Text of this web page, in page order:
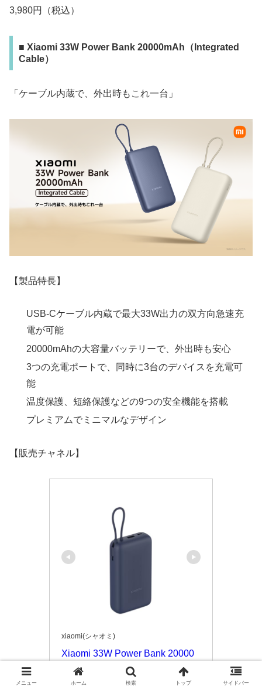
3,980円（税込）
■ Xiaomi 33W Power Bank 20000mAh（Integrated
Cable）
「ケーブル内蔵で、外出時もこれ一台」
【製品特長】
USB-Cケーブル内蔵で最大33W出力の双方向急速充
電が可能
20000mAhの大容量バッテリーで、外出時も安心
3つの充電ポートで、同時に3台のデバイスを充電可
能
温度保護、短絡保護などの9つの安全機能を搭載
プレミアムでミニマルなデザイン
【販売チャネル】
xiaomi(シャオミ)
Xiaomi 33W Power Bank 20000
mAh
メニュー ホーム 検索 トップ サイドバー